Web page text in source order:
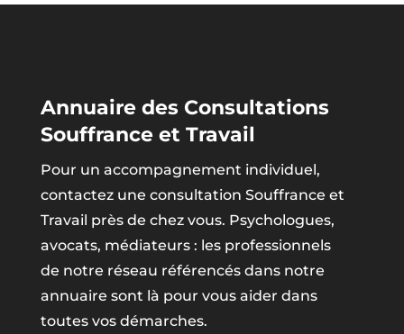
Annuaire des Consultations
Souffrance et Travail
Pour un accompagnement individuel,
contactez une consultation Souffrance et
Travail près de chez vous. Psychologues,
avocats, médiateurs : les professionnels
de notre réseau référencés dans notre
annuaire sont là pour vous aider dans
toutes vos démarches.